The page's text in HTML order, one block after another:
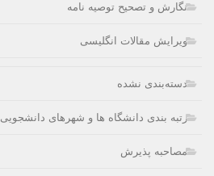
نگارش و تصحیح توصیه نامه
ویرایش مقالات انگلیسی
دسته‌بندی نشده
رتبه بندی دانشگاه ها و شهرهای دانشجویی
مصاحبه پذیرش